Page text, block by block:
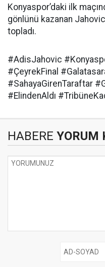
Konyaspor’daki ilk
gönlünü kazanan
topladı.
#AdisJahovic
#ÇeyrekFinal
#SahayaGirenTaraftar
#ElindenAldı
HABERE YORUM